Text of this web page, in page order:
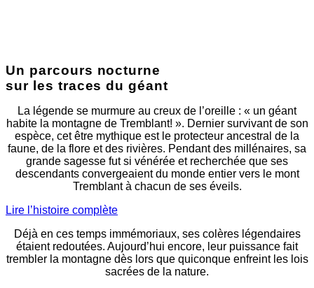
Un parcours nocturne
sur les traces du géant
La légende se murmure au creux de l’oreille : « un géant
habite la montagne de Tremblant! ». Dernier survivant de son
espèce, cet être mythique est le protecteur ancestral de la
faune, de la flore et des rivières. Pendant des millénaires, sa
grande sagesse fut si vénérée et recherchée que ses
descendants convergeaient du monde entier vers le mont
Tremblant à chacun de ses éveils.
Lire l’histoire complète
Déjà en ces temps immémoriaux, ses colères légendaires
étaient redoutées. Aujourd’hui encore, leur puissance fait
trembler la montagne dès lors que quiconque enfreint les lois
sacrées de la nature.